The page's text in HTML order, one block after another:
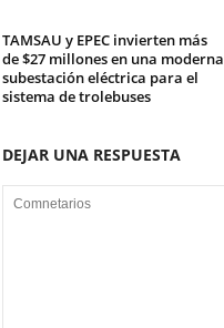
TAMSAU y EPEC invierten más
de $27 millones en una moderna
subestación eléctrica para el
sistema de trolebuses
DEJAR UNA RESPUESTA